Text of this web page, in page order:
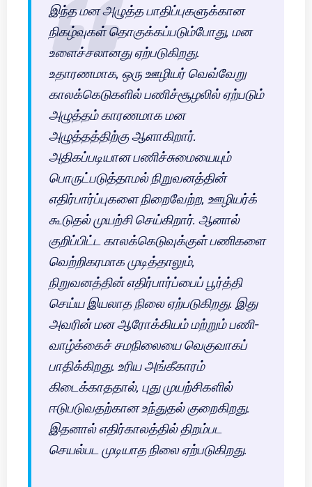
இந்த மன அழுத்த பாதிப்புகளுக்கான
நிகழ்வுகள் தொகுக்கப்படும்போது, மன
உளைச்சலானது ஏற்படுகிறது.
உதாரணமாக, ஒரு ஊழியர் வெவ்வேறு
காலக்கெடுகளில் பணிச்சூழலில் ஏற்படும்
அழுத்தம் காரணமாக மன
அழுத்தத்திற்கு ஆளாகிறார்.
அதிகப்படியான பணிச்சுமையையும்
பொருட்படுத்தாமல் நிறுவனத்தின்
எதிர்பார்ப்புகளை நிறைவேற்ற, ஊழியர்க்
கூடுதல் முயற்சி செய்கிறார். ஆனால்
குறிப்பிட்ட காலக்கெடுவுக்குள் பணிகளை
வெற்றிகரமாக முடித்தாலும்,
நிறுவனத்தின் எதிர்பார்ப்பைப் பூர்த்தி
செய்ய இயலாத நிலை ஏற்படுகிறது. இது
அவரின் மன ஆரோக்கியம் மற்றும் பணி-
வாழ்க்கைச் சமநிலையை வெகுவாகப்
பாதிக்கிறது. உரிய அங்கீகாரம்
கிடைக்காததால், புது முயற்சிகளில்
ஈடுபடுவதற்கான உந்துதல் குறைகிறது.
இதனால் எதிர்காலத்தில் திறம்பட
செயல்பட முடியாத நிலை ஏற்படுகிறது.